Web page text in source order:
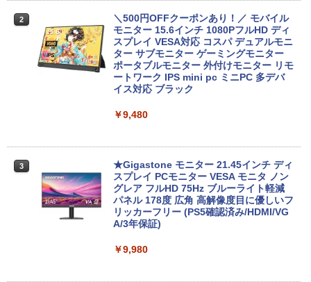
2
中古ノートパソコン インテル Celeron C
ore i5 Windows11 Pro Office 2024付き
メモリ4GB/8GB/16GB選択可 SSD128G
B/1TB選択可 15.6型 テンキー ビジネス
在宅勤務 学生向け 初期設定不要 店長お
まかせ中古厳選 ノートPC ノート パソコ
ン 中古PC 在宅ワーク オフィス 中古
￥11,980
3
【1500円OFFクーポン】【タッチパネル
&WEBカメラ搭載】ノートパソコン 2in1
タブレットPC 13.3インチ SSD128GB メ
モリ8GB Core i3 第8世代 Microsoft Off
ice付き Windows11 東芝 dynabook D8
3 ノートパソコン 中古 PC パソコン 中古
【全品最大2500円OFFクーポン】【22イ
ンチ 液晶+新品キーボード＆新品無線マ
ウスセット】HP EliteDesk 800 G1 SFF
デスクトップPC 第4世代Core-i7 Office
付き Windows11 メモリ8GB/16GB SSD
256GB/512GB ハイブリッド Wi-Fi DVD
超得10％OFF｜買い替えならこれ!! Micr
osoft office付き デスクトップパソコン
中古デスクトップ 第8世代 メモリ8GB S
SD256GB HDD500GB Windows11 セッ
ト購入可能 単品 NEC デスクトップ PC
ソコン マイクロソフトオフィス 2019 PC
2
＼500円OFFクーポンあり！／ モバイル
モニター 15.6インチ 1080PフルHD ディ
スプレイ VESA対応 コスパ デュアルモニ
ター サブモニター ゲーミングモニター
ポータブルモニター 外付けモニター リモ
ートワーク IPS mini pc ミニPC 多デバ
イス対応 ブラック
￥9,480
3
★Gigastone モニター 21.45インチ ディ
スプレイ PCモニター VESA モニタ ノン
グレア フルHD 75Hz ブルーライト軽減
パネル 178度 広角 高解像度目に優しいフ
リッカーフリー (PS5確認済み/HDMI/VG
A/3年保証)
￥9,980